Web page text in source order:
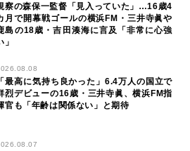
察の森保一監督「見入っていた」…16歳4
月で開幕戦ゴールの横浜FM・三井寺眞や
島の18歳・吉田湊海に言及「非常に心強
」
「最高に気持ち良かった」6.4万人の国立で
烈デビューの16歳・三井寺眞、横浜FM指
官も「年齢は関係ない」と期待